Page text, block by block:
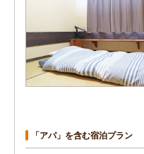
「アパ」を含む宿泊プラン